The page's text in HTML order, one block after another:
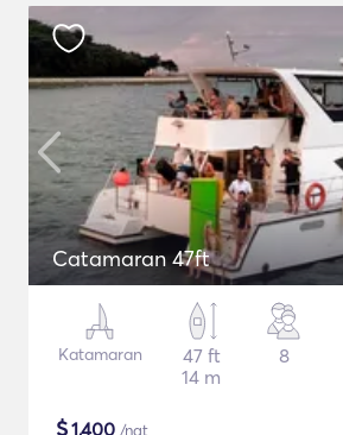
Catamaran 47ft
Katamaran
47 ft
14 m
8
$1,400 /nat